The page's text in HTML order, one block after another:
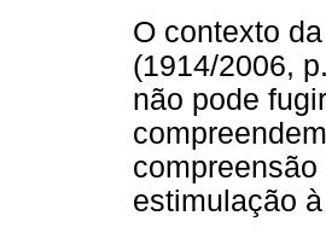
O contexto
(1914/2006,
não pode
estimulação